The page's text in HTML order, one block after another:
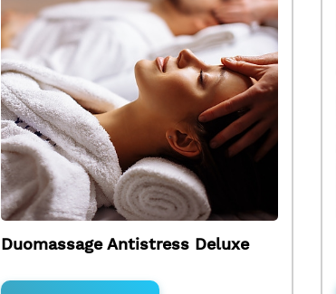
Duomassage Antistress Deluxe